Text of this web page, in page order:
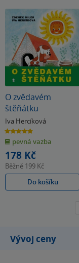
O zvědavém
štěňátku
Iva Hercíková
4.9
z
5
hvězdiček
pevná vazba
178 Kč
Běžně 199 Kč
Do košíku
Vývoj ceny